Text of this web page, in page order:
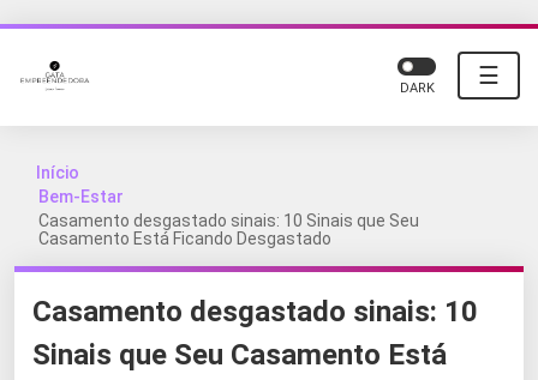
☰
DARK
Início
Bem-Estar
Casamento desgastado sinais: 10 Sinais que Seu
Casamento Está Ficando Desgastado
Casamento desgastado sinais: 10
Sinais que Seu Casamento Está